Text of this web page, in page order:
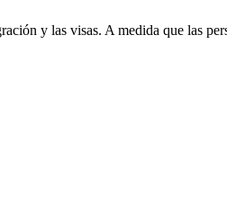
y las visas. A medida que las